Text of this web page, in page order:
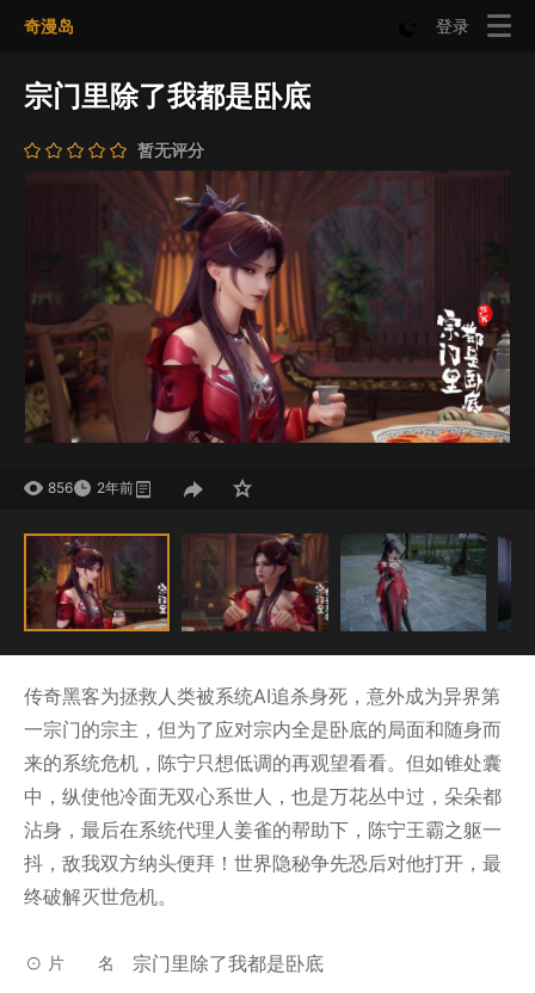
奇漫岛 登录
宗门里除了我都是卧底
暂无评分
856 2年前
传奇黑客为拯救人类被系统AI追杀身死，意外成为异界第
一宗门的宗主，但为了应对宗内全是卧底的局面和随身而
来的系统危机，陈宁只想低调的再观望看看。但如锥处囊
中，纵使他冷面无双心系世人，也是万花丛中过，朵朵都
沾身，最后在系统代理人姜雀的帮助下，陈宁王霸之躯一
抖，敌我双方纳头便拜！世界隐秘争先恐后对他打开，最
终破解灭世危机。
片名 宗门里除了我都是卧底